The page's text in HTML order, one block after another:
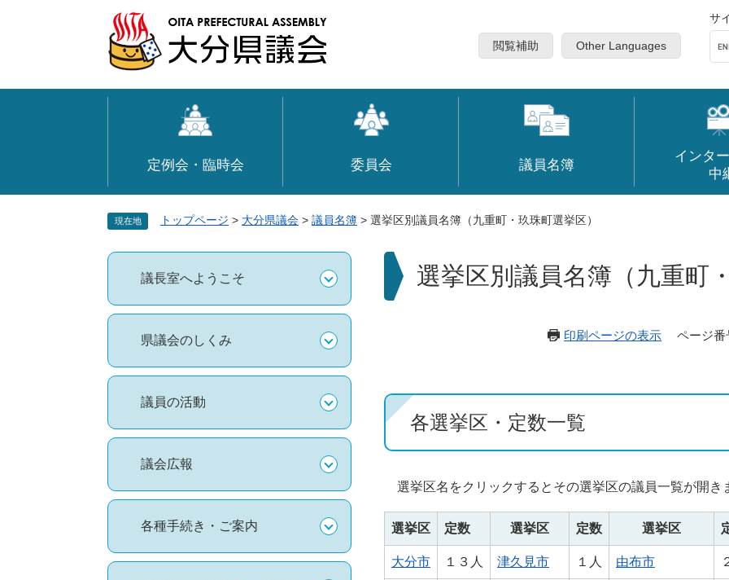
先
を
閲覧補助 Other Languages
サ
定例会・臨時会 委員会 議員名簿
インタ
中
現在地 トップページ > 大分県議会 > 議員名簿 > 選挙区別議員名簿（九重町・玖珠町選挙区）
本
選挙区別議員名簿（九重町
印刷ページの表示 ページ番
各選挙区・定数一覧
選挙区名をクリックするとその選挙区の議員一覧が開き
選挙区 定数 選挙区 定数 選挙区
大分市 １３人 津久見市 １人 由布市
議長室へようこそ
県議会のしくみ
議員の活動
議会広報
各種手続き・ご案内